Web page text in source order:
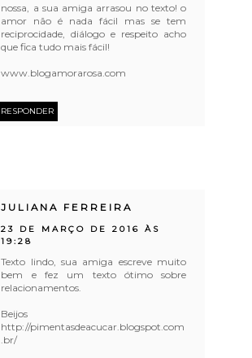
nossa, a sua amiga arrasou no texto! o
amor não é nada fácil mas se tem
reciprocidade, diálogo e respeito acho
que fica tudo mais fácil!
www.blogamorarosa.com
RESPONDER
JULIANA FERREIRA
23 DE MARÇO DE 2016 ÀS
19:28
Texto lindo, sua amiga escreve muito
bem e fez um texto ótimo sobre
relacionamentos.
Beijos
http://pimentasdeacucar.blogspot.com
.br/